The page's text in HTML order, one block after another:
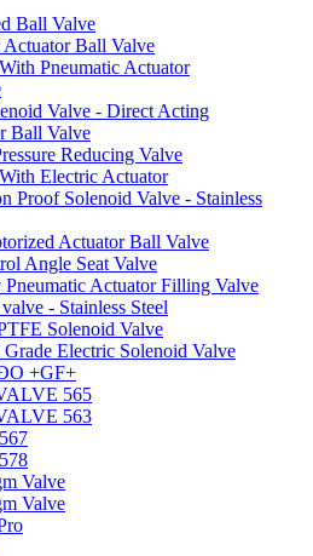
Ball Valve
Actuator Ball Valve
Pneumatic Actuator
Valve - Direct Acting
Ball Valve
Reducing Valve
Electric Actuator
Proof Solenoid Valve - Stainless
Actuator Ball Valve
Angle Seat Valve
Actuator Filling Valve
- Stainless Steel
Solenoid Valve
Electric Solenoid Valve
+GF+
565
563
Valve
Valve